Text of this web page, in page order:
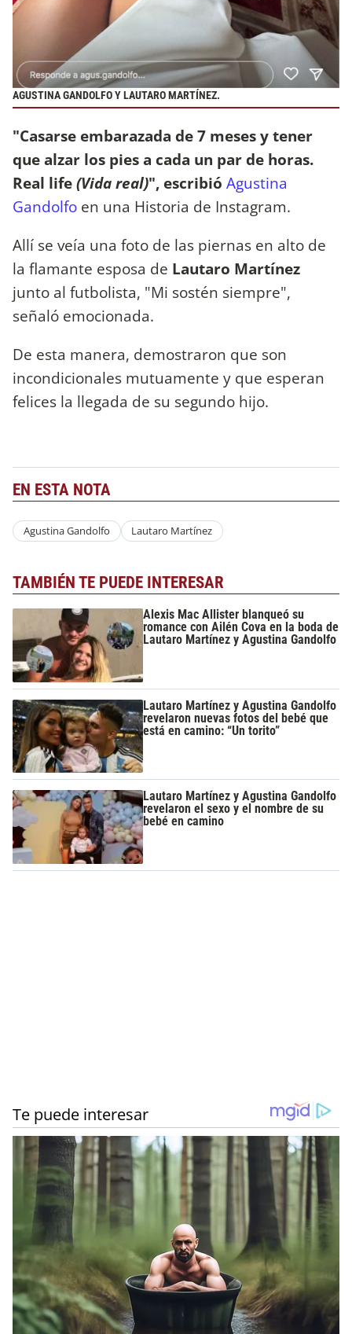
AGUSTINA GANDOLFO Y LAUTARO MARTÍNEZ.
"Casarse embarazada de 7 meses y tener
que alzar los pies a cada un par de horas.
Real life(Vida real)", escribió Agustina
Gandolfo en una Historia de Instagram.
Allí se veía una foto de las piernas en alto de
la flamante esposa de Lautaro Martínez
junto al futbolista, "Mi sostén siempre",
señaló emocionada.
De esta manera, demostraron que son
incondicionales mutuamente y que esperan
felices la llegada de su segundo hijo.
EN ESTA NOTA
Agustina Gandolfo Lautaro Martínez
TAMBIÉN TE PUEDE INTERESAR
Alexis Mac Allister blanqueó su
romance con Ailén Cova en la boda de
Lautaro Martínez y Agustina Gandolfo
Lautaro Martínez y Agustina Gandolfo
revelaron nuevas fotos del bebé que
está en camino: “Un torito”
Lautaro Martínez y Agustina Gandolfo
revelaron el sexo y el nombre de su
bebé en camino